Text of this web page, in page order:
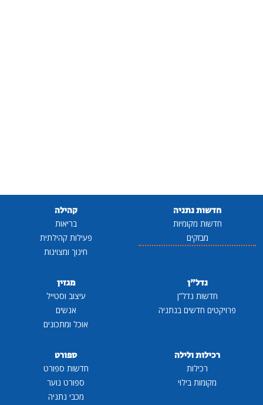
חדשות נתניה
חדשות מקומיות
מבזקים
קהילה
בריאות
פעילות קהילתית
חינוך ומצוינות
נדל"ן
חדשות נדל"ן
פרויקטים חדשים בנתניה
מגזין
עיצוב וסטייל
אנשים
אוכל ומתכונים
רכילות ולילה
רכילות
מקומות בילוי
ספורט
חדשות ספורט
ספורט נוער
מכבי נתניה